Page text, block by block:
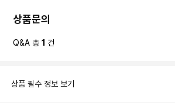
상품문의
Q&A 총 1 건
상품 필수 정보 보기